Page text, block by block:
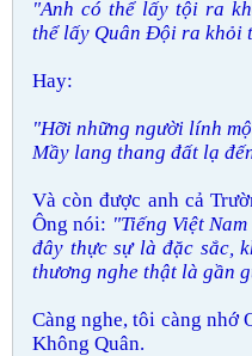
"Anh có thể lấy tội ra
thể lấy Quân Đội ra khỏi
Hay:
"Hỡi những người lính
Mầy lang thang đất lạ
Và còn được anh cả
Ông nói: "Tiếng Việt
đây thực sự là đặc sắc,
thương nghe thật là gần
Càng nghe, tôi càng nhớ
Không Quân.